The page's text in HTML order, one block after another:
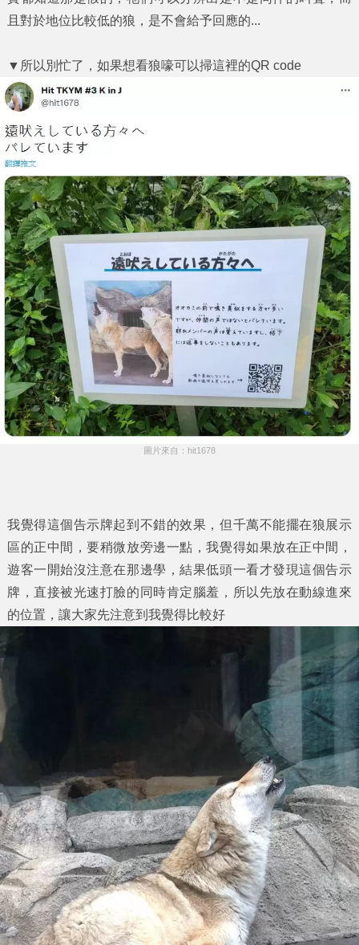
且對於地位比較低的狼，是不會給予回應的...
▼所以別忙了，如果想看狼嚎可以掃這裡的QR code
圖片來自：hit1678
我覺得這個告示牌起到不錯的效果，但千萬不能擺在狼展示
區的正中間，要稍微放旁邊一點，我覺得如果放在正中間，
遊客一開始沒注意在那邊學，結果低頭一看才發現這個告示
牌，直接被光速打臉的同時肯定腦羞，所以先放在動線進來
的位置，讓大家先注意到我覺得比較好